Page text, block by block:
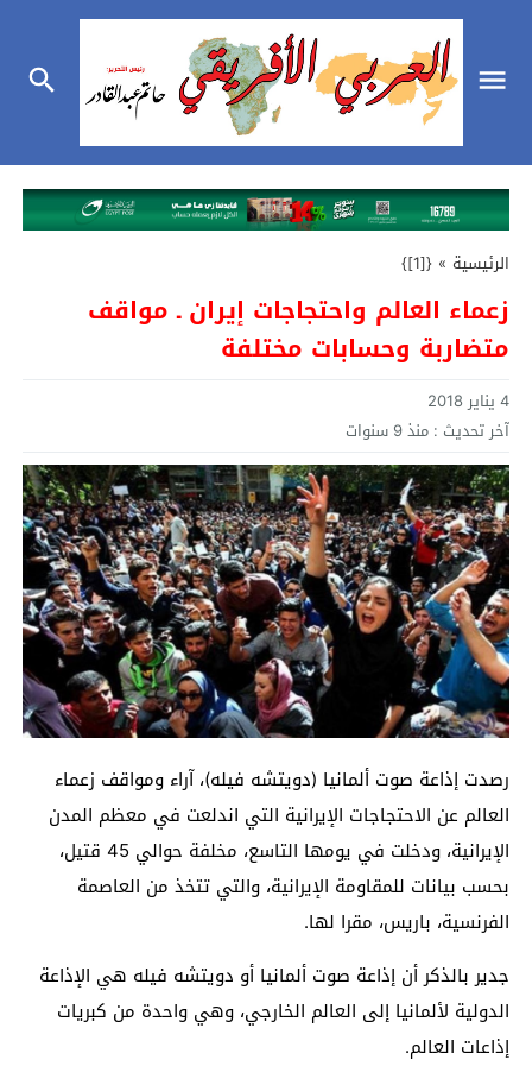
الرئيسية »
{[1]}
زعماء العالم واحتجاجات إيران ـ مواقف
متضاربة وحسابات مختلفة
4 يناير 2018
آخر تحديث : منذ 9 سنوات
رصدت إذاعة صوت ألمانيا (دويتشه فيله)، آراء ومواقف زعماء
العالم عن الاحتجاجات الإيرانية التي اندلعت في معظم المدن
الإيرانية، ودخلت في يومها التاسع، مخلفة حوالي 45 قتيل،
بحسب بيانات للمقاومة الإيرانية، والتي تتخذ من العاصمة
الفرنسية، باريس، مقرا لها.
جدير بالذكر أن إذاعة صوت ألمانيا أو دويتشه فيله هي الإذاعة
الدولية لألمانيا إلى العالم الخارجي، وهي واحدة من كبريات
إذاعات العالم.